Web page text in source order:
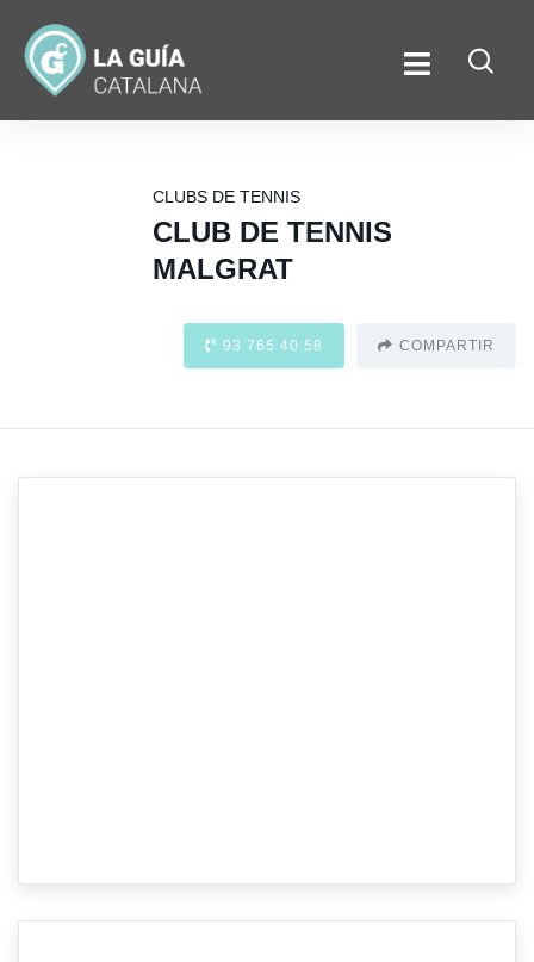
CLUBS DE TENNIS
CLUB DE TENNIS
MALGRAT
93 765 40 58 COMPARTIR